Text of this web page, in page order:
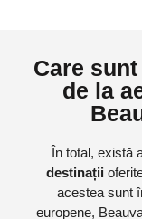
Care
de la
În total, există
destinații
acestea sunt
europene,